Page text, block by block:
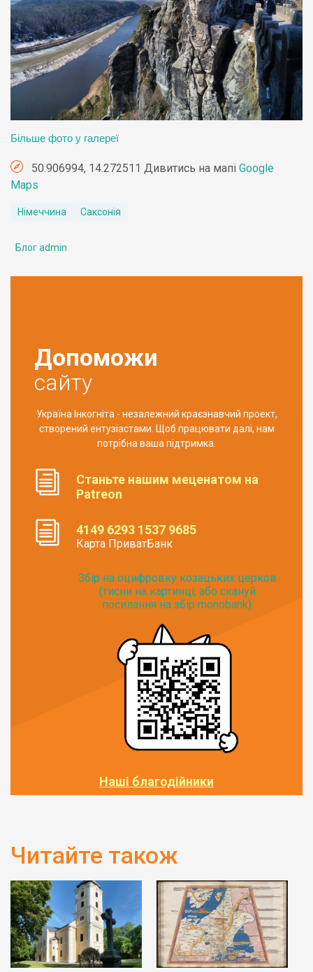
Більше фото у галереї
50.906994, 14.272511 Дивитись на мапі Google
Maps
Німеччина Саксонія
Блог admin
Допоможи
сайту
Україна Інкогніта - незалежний краєзнавчий проект,
створений ентузіастами. Щоб працювати далі, нам
потрібна ваша підтримка.
Станьте нашим меценатом на
Patreon
4149 6293 1537 9685
Карта ПриватБанк
Збір на оцифровку козацьких церков
(тисни на картинці, або скануй
посилання на збір monobank):
Наші благодійники
Читайте також